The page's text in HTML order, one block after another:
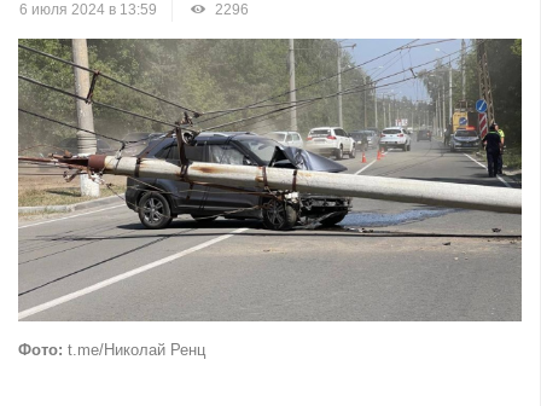
6 июля 2024 в 13:59 2296
Фото: t.me/Николай Ренц